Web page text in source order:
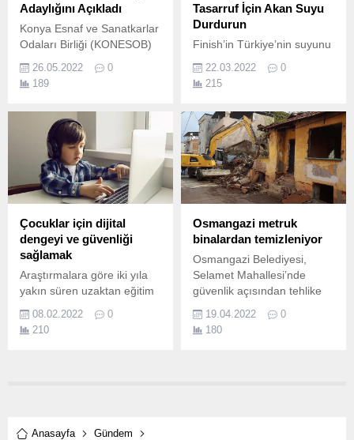
Adaylığını Açıkladı
Konya Esnaf ve Sanatkarlar
Odaları Birliği (KONESOB)
Karabacak, Türkiye Esnaf
ve Sanatkarları
Genel Kurulunda
başkanlığa adaylığını
açıkladı.
26.05.2022
0
189
Tasarruf İçin Akan Suyu
Durdurun
Finish’in Türkiye’nin suyunu
geçen 3 yılda kamuoyunda
büyük destek gören “Yarının
milyondan fazla hanedeki
toplam su tasarrufu 25
milyon tonu geçti.
22.03.2022
0
215
Çocuklar için dijital
dengeyi ve güvenliği
sağlamak
Araştırmalara göre iki yıla
yakın süren uzaktan eğitim
nedeniyle çocukların
arkadaşlarından ve sınıf
kolaylaştırdı.
08.02.2022
0
210
Osmangazi metruk
binalardan temizleniyor
Osmangazi Belediyesi,
Selamet Mahallesi’nde
güvenlik açısından tehlike
bağımlılarının mesken
tuttuğu 2 metruk binayı
19.04.2022
0
180
Anasayfa Gündem